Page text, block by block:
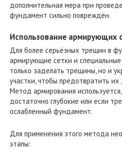
дополнительная мера при
фундамент сильно повреждён.
Использование армирующих
Для более серьёзных трещин в
армирующие сетки и
только заделать трещины, но и
участки, чтобы предотвратить
Метод армирования
достаточно глубокие или если
ослабленный фундамент.
Для применения этого метода
этапы: